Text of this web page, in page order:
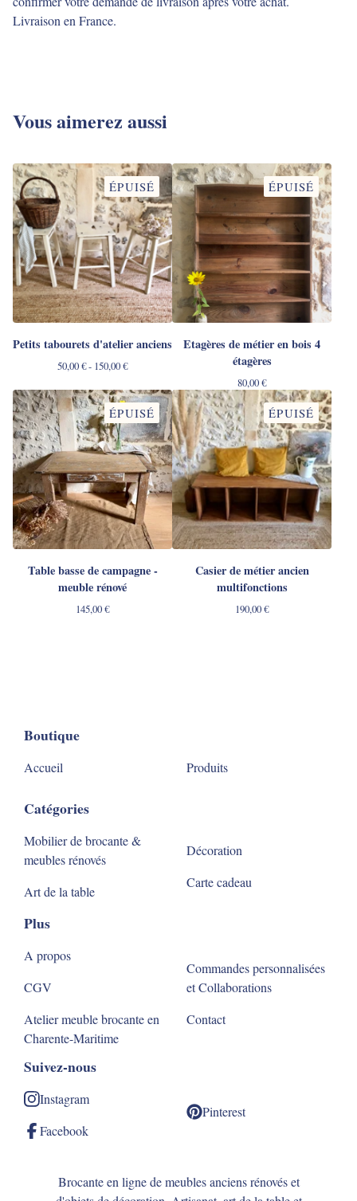
Livraison en France.
Vous aimerez aussi
ÉPUISÉ
Petits tabourets d'atelier anciens
50,00€- 150,00€
ÉPUISÉ
Etagères de métier en bois 4
étagères
80,00€
ÉPUISÉ
Table basse de campagne -
meuble rénové
145,00€
ÉPUISÉ
Casier de métier ancien
multifonctions
190,00€
Boutique
Accueil Produits
Catégories
Mobilier de brocante &
meubles rénovés
Art de la table
Décoration
Carte cadeau
Plus
A propos
CGV
Atelier meuble brocante en
Charente-Maritime
Commandes personnalisées
et Collaborations
Contact
Suivez-nous
Instagram
Facebook
Pinterest
Brocante en ligne de meubles anciens rénovés et